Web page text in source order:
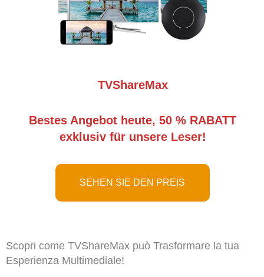
TVShareMax
Bestes Angebot heute, 50 % RABATT
exklusiv für unsere Leser!
SEHEN SIE DEN PREIS
Scopri come TVShareMax può Trasformare la tua
Esperienza Multimediale!